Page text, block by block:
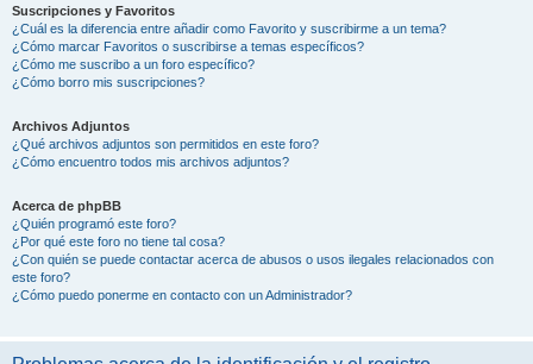
Suscripciones y Favoritos
¿Cuál es la diferencia entre añadir como Favorito y suscribirme a un tema?
¿Cómo marcar Favoritos o suscribirse a temas específicos?
¿Cómo me suscribo a un foro específico?
¿Cómo borro mis suscripciones?
Archivos Adjuntos
¿Qué archivos adjuntos son permitidos en este foro?
¿Cómo encuentro todos mis archivos adjuntos?
Acerca de phpBB
¿Quién programó este foro?
¿Por qué este foro no tiene tal cosa?
¿Con quién se puede contactar acerca de abusos o usos ilegales relacionados con
este foro?
¿Cómo puedo ponerme en contacto con un Administrador?